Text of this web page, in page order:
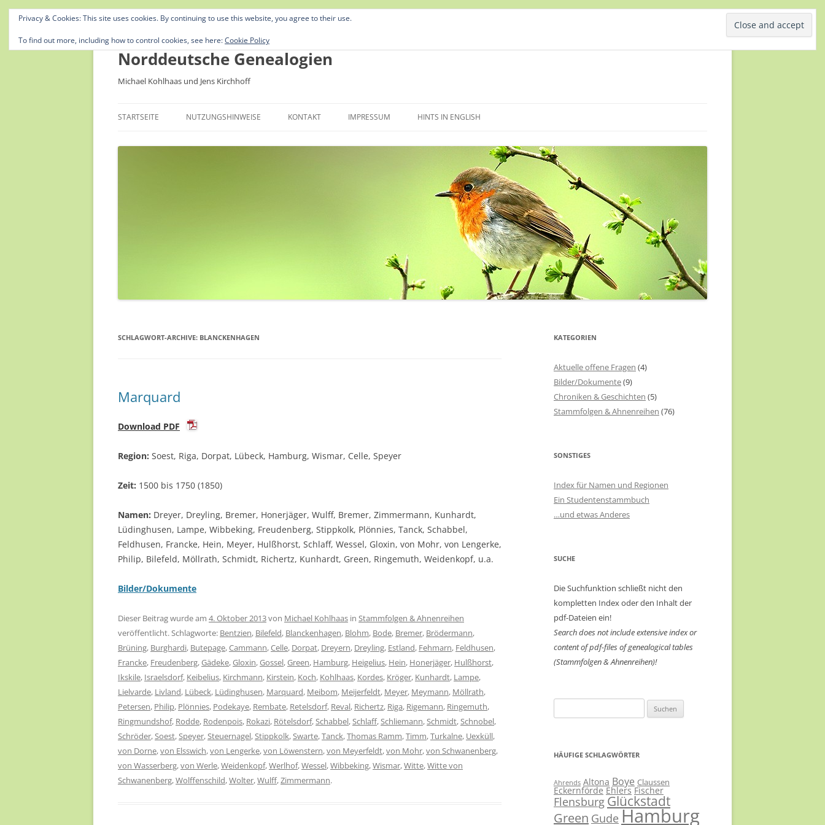
Norddeutsche Genealogien
Michael Kohlhaas und Jens Kirchhoff
Inhalt
STARTSEITE NUTZUNGSHINWEISE KONTAKT IMPRESSUM HINTS IN ENGLISH
SCHLAGWORT-ARCHIVE: BLANCKENHAGEN
Marquard
Download PDF
Region: Soest, Riga, Dorpat, Lübeck, Hamburg, Wismar, Celle, Speyer
Zeit: 1500 bis 1750 (1850)
Namen: Dreyer, Dreyling, Bremer, Honerjäger, Wulff, Bremer, Zimmermann, Kunhardt,
Lüdinghusen, Lampe, Wibbeking, Freudenberg, Stippkolk, Plönnies, Tanck, Schabbel,
Feldhusen, Francke, Hein, Meyer, Hulßhorst, Schlaff, Wessel, Gloxin, von Mohr, von Lengerke,
Philip, Bilefeld, Möllrath, Schmidt, Richertz, Kunhardt, Green, Ringemuth, Weidenkopf, u.a.
Bilder/Dokumente
Dieser Beitrag wurde am 4. Oktober 2013von Michael Kohlhaas in Stammfolgen & Ahnenreihen
veröffentlicht. Schlagworte: Bentzien, Bilefeld, Blanckenhagen, Blohm, Bode, Bremer, Brödermann,
Brüning, Burghardi, Butepage,Cammann,Celle, Dorpat, Dreyern, Dreyling, Estland, Fehmarn, Feldhusen,
Francke, Freudenberg,Gädeke,Gloxin,Gossel,Green, Hamburg, Heigelius, Hein, Honerjäger, Hulßhorst,
Ikskile, Israelsdorf, Keibelius, Kirchmann, Kirstein, Koch, Kohlhaas, Kordes, Kröger, Kunhardt, Lampe,
Lielvarde, Livland, Lübeck, Lüdinghusen, Marquard, Meibom, Meijerfeldt, Meyer, Meymann, Möllrath,
Petersen, Philip, Plönnies, Podekaye, Rembate, Retelsdorf, Reval, Richertz, Riga, Rigemann, Ringemuth,
Ringmundshof, Rodde, Rodenpois, Rokazi, Rötelsdorf,Schabbel,Schlaff,Schliemann,Schmidt,Schnobel,
Schröder,Soest,Speyer,Steuernagel,Stippkolk,Swarte,Tanck,Thomas Ramm,Timm,Turkalne, Uexküll,
von Dorne,von Elsswich,von Lengerke,von Löwenstern,von Meyerfeldt,von Mohr,von Schwanenberg,
von Wasserberg,von Werle,Weidenkopf,Werlhof,Wessel,Wibbeking,Wismar,Witte,Witte von
Schwanenberg,Wolffenschild,Wolter,Wulff,Zimmermann.
KATEGORIEN
Aktuelle offene Fragen (4)
Bilder/Dokumente(9)
Chroniken & Geschichten (5)
Stammfolgen & Ahnenreihen (76)
SONSTIGES
Index für Namen und Regionen
Ein Studentenstammbuch
…und etwas Anderes
SUCHE
Die Suchfunktion schließt nicht den
kompletten Index oder den Inhalt der
pdf-Dateien ein!
Search does not include extensive index or
content ofpdf-files of genealogical tables
(Stammfolgen & Ahnenreihen)!
nach:
HÄUFIGE SCHLAGWÖRTER
Ahrends Altona Boye Claussen
Eckernförde Ehlers Fischer
Flensburg Glückstadt
Green Gude Hamburg
Privacy & Cookies: This site uses cookies. By continuing to use this website, you agree to their use.
To find out more, including how to control cookies, see here:Cookie Policy